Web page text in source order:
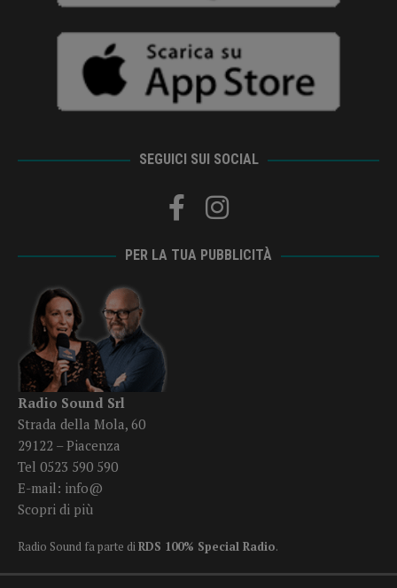
SEGUICI SUI SOCIAL
PER LA TUA PUBBLICITÀ
Radio Sound Srl
Strada della Mola, 60
29122 – Piacenza
Tel 0523 590 590
E-mail: info@
Scopri di più
Radio Sound fa parte diRDS 100% Special Radio.